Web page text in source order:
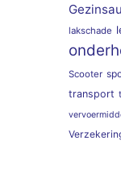
lakschade
Scooter
transport